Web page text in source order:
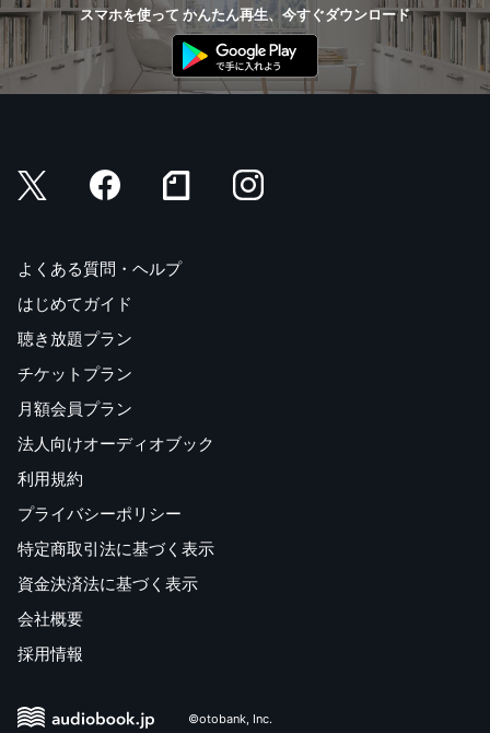
スマホを使って かんたん再生、今すぐダウンロード
よくある質問・ヘルプ
はじめてガイド
聴き放題プラン
チケットプラン
月額会員プラン
法人向けオーディオブック
利用規約
プライバシーポリシー
特定商取引法に基づく表示
資金決済法に基づく表示
会社概要
採用情報
©otobank, Inc.